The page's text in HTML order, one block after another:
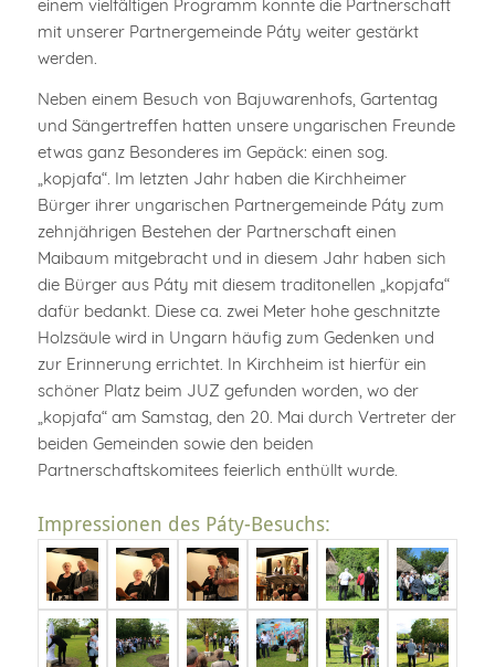
einem vielfältigen Programm konnte die Partnerschaft
mit unserer Partnergemeinde Páty weiter gestärkt
werden.
Neben einem Besuch von Bajuwarenhofs, Gartentag
und Sängertreffen hatten unsere ungarischen Freunde
etwas ganz Besonderes im Gepäck: einen sog.
„kopjafa“. Im letzten Jahr haben die Kirchheimer
Bürger ihrer ungarischen Partnergemeinde Páty zum
zehnjährigen Bestehen der Partnerschaft einen
Maibaum mitgebracht und in diesem Jahr haben sich
die Bürger aus Páty mit diesem traditonellen „kopjafa“
dafür bedankt. Diese ca. zwei Meter hohe geschnitzte
Holzsäule wird in Ungarn häufig zum Gedenken und
zur Erinnerung errichtet. In Kirchheim ist hierfür ein
schöner Platz beim JUZ gefunden worden, wo der
„kopjafa“ am Samstag, den 20. Mai durch Vertreter der
beiden Gemeinden sowie den beiden
Partnerschaftskomitees feierlich enthüllt wurde.
Impressionen des Páty-Besuchs: